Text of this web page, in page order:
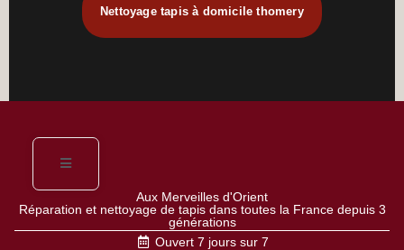
Nettoyage tapis à domicile thomery
Aux Merveilles d'Orient
Réparation et nettoyage de tapis dans toutes la France depuis 3
générations
Ouvert 7 jours sur 7